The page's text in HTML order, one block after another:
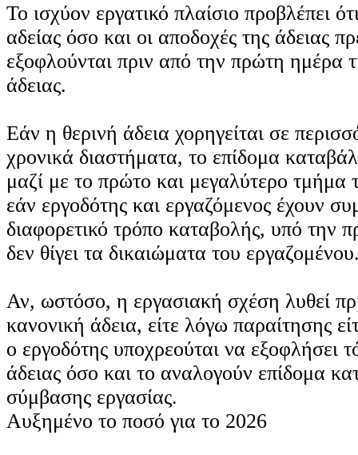
Το ισχύον εργατικό πλαίσιο προβλέπει
αδείας όσο και οι αποδοχές της άδειας
εξοφλούνται πριν από την πρώτη ημέρα
άδειας.
Εάν η θερινή άδεια χορηγείται σε
χρονικά διαστήματα, το επίδομα
μαζί με το πρώτο και μεγαλύτερο τμήμα
εάν εργοδότης και εργαζόμενος έχουν
διαφορετικό τρόπο καταβολής, υπό την
δεν θίγει τα δικαιώματα του
Αν, ωστόσο, η εργασιακή σχέση λυθεί
κανονική άδεια, είτε λόγω παραίτησης
ο εργοδότης υποχρεούται να εξοφλήσει
άδειας όσο και το αναλογούν επίδομα
σύμβασης εργασίας.
Αυξημένο το ποσό για το 2026